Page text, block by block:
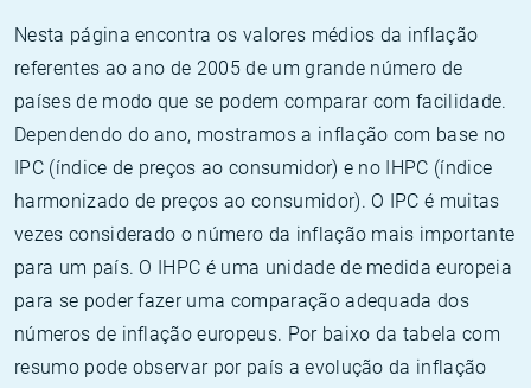
Nesta página encontra os valores médios da inflação
referentes ao ano de 2005 de um grande número de
países de modo que se podem comparar com facilidade.
Dependendo do ano, mostramos a inflação com base no
IPC (índice de preços ao consumidor) e no IHPC (índice
harmonizado de preços ao consumidor). O IPC é muitas
vezes considerado o número da inflação mais importante
para um país. O IHPC é uma unidade de medida europeia
para se poder fazer uma comparação adequada dos
números de inflação europeus. Por baixo da tabela com
resumo pode observar por país a evolução da inflação